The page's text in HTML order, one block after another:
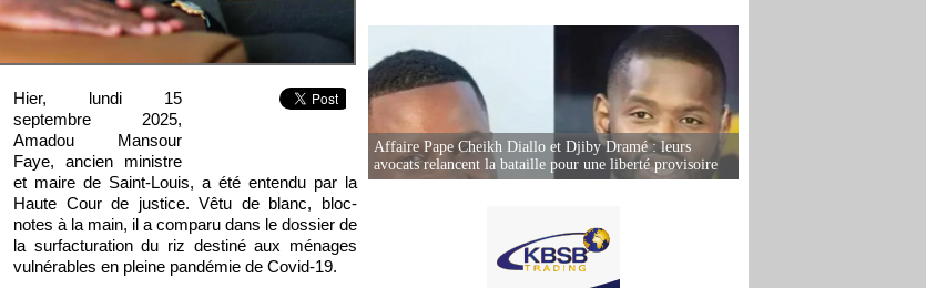
Hier, lundi 15
septembre 2025,
Amadou Mansour
Faye, ancien ministre
et maire de Saint-Louis, a été entendu par la
Haute Cour de justice. Vêtu de blanc, bloc-
notes à la main, il a comparu dans le dossier de
la surfacturation du riz destiné aux ménages
vulnérables en pleine pandémie de Covid-19.
Affaire Pape Cheikh Diallo et Djiby Dramé : leurs
avocats relancent la bataille pour une liberté provisoire